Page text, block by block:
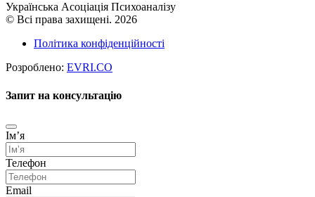
Українська Асоціація Психоаналізу
© Всі права захищені. 2026
Політика конфіденційності
Розроблено: EVRI.CO
Запит на консультацію
Імʼя
Телефон
Email